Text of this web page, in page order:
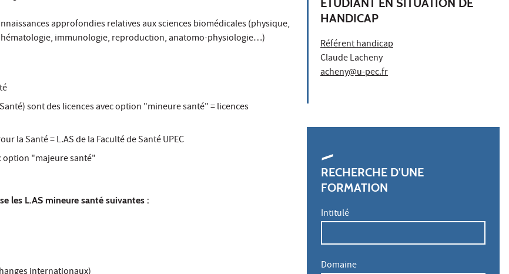
approfondies relatives aux sciences biomédicales (physique,
immunologie, reproduction, anatomo-physiologie…)
sont des licences avec option "mineure santé" = licences
la Santé = L.AS de la Faculté de Santé UPEC
option "majeure santé"
les L.AS mineure santé suivantes :
ÉTUDIANT EN SITUATION DE
HANDICAP
Référent handicap
Claude Lacheny
acheny@u-pec.fr
RECHERCHE D'UNE
FORMATION
Intitulé
Domaine